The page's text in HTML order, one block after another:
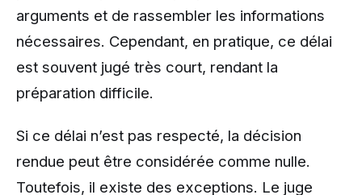
arguments et de rassembler les informations
nécessaires. Cependant, en pratique, ce délai
est souvent jugé très court, rendant la
préparation difficile.
Si ce délai n’est pas respecté, la décision
rendue peut être considérée comme nulle.
Toutefois, il existe des exceptions. Le juge